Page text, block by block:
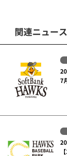
関連ニュース
7